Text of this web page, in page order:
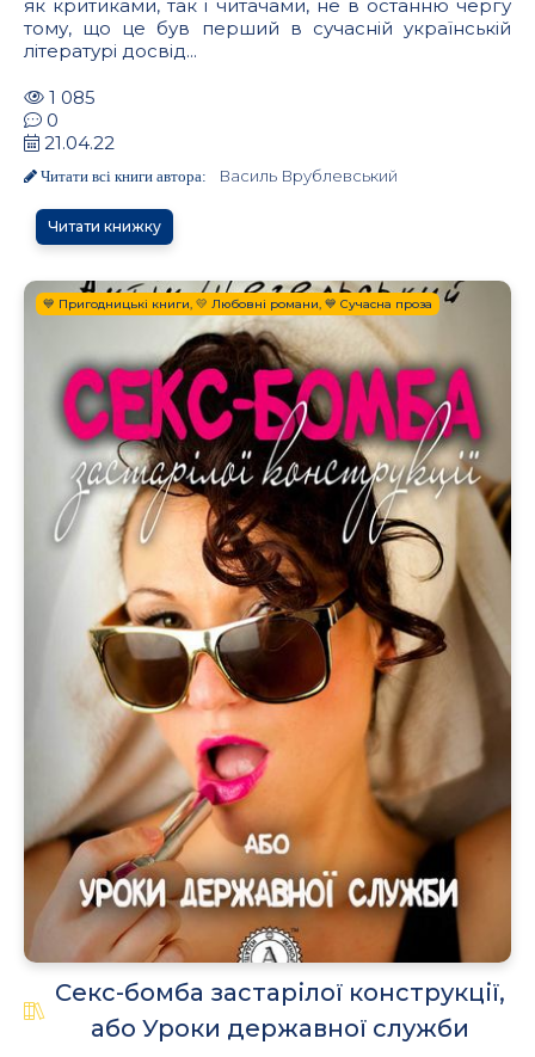
як критиками, так і читачами, не в останню чергу
тому, що це був перший в сучасній українській
літературі досвід...
1 085
0
21.04.22
Читати всі книги автора: Василь Врублевський
Читати книжку
💙 Пригодницькі книги, 💛 Любовні романи, 💙 Сучасна проза
Секс-бомба застарілої конструкції,
або Уроки державної служби